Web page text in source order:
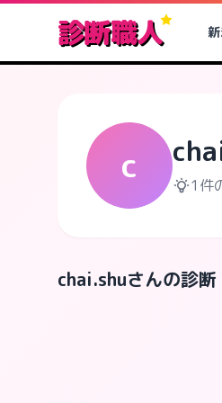
診断職人
c 1件
chai.shuさんの診断